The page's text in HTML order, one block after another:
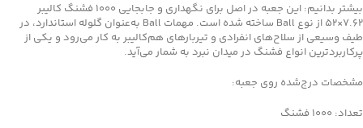
بیشتر بدانیم: این جعبه در اصل برای نگهداری و جابجایی ۱۰۰۰ فشنگ کالیبر
۷.۶۲×۵۲ از نوع Ball ساخته شده است. مهمات Ball به‌عنوان گلوله استاندارد، در
طیف وسیعی از سلاح‌های انفرادی و تیربارهای هم‌کالیبر به کار می‌رود و یکی از
پرکاربردترین انواع فشنگ در میدان نبرد به شمار می‌آید.
مشخصات درج‌شده روی جعبه:
تعداد: ۱۰۰۰ فشنگ